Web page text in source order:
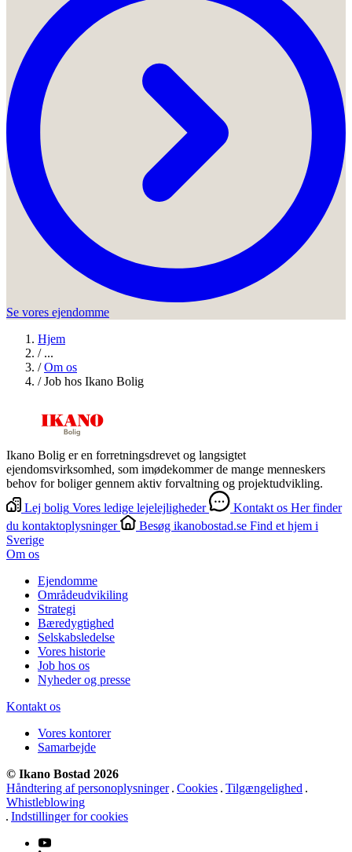
Se vores ejendomme
Hjem
/ ...
/ Om os
/ Job hos Ikano Bolig
Ikano Bolig er en forretningsdrevet og langsigtet
ejendomsvirksomhed, som imødekommer de mange menneskers
behov for boliger gennem aktiv forvaltning og projektudvikling.
Lej bolig Vores ledige lejelejligheder Kontakt os Her finder
du kontaktoplysninger
Besøg ikanobostad.se Find et hjem i
Sverige
Om os
Ejendomme
Områdeudvikiling
Strategi
Bæredygtighed
Selskabsledelse
Vores historie
Job hos os
Nyheder og presse
Kontakt os
Vores kontorer
Samarbejde
© Ikano Bostad 2026
Håndtering af personoplysninger Cookies Tilgængelighed
Whistleblowing
Indstillinger for cookies